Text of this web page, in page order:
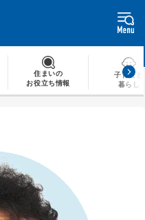
住まいの
お役立ち情報
子育てと
暮らし